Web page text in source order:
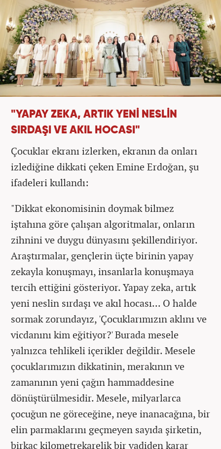
"YAPAY ZEKA, ARTIK YENİ NESLİN
SIRDAŞI VE AKIL HOCASI"
Çocuklar ekranı izlerken, ekranın da onları
izlediğine dikkati çeken Emine Erdoğan, şu
ifadeleri kullandı:
"Dikkat ekonomisinin doymak bilmez
iştahına göre çalışan algoritmalar, onların
zihnini ve duygu dünyasını şekillendiriyor.
Araştırmalar, gençlerin üçte birinin yapay
zekayla konuşmayı, insanlarla konuşmaya
tercih ettiğini gösteriyor. Yapay zeka, artık
yeni neslin sırdaşı ve akıl hocası... O halde
sormak zorundayız, 'Çocuklarımızın aklını ve
vicdanını kim eğitiyor?' Burada mesele
yalnızca tehlikeli içerikler değildir. Mesele
çocuklarımızın dikkatinin, merakının ve
zamanının yeni çağın hammaddesine
dönüştürülmesidir. Mesele, milyarlarca
çocuğun ne göreceğine, neye inanacağına, bir
elin parmaklarını geçmeyen sayıda şirketin,
birkaç kilometrekarelik bir vadiden karar